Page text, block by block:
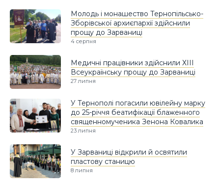
Молодь і монашество Тернопільсько-
Зборівської архиєпархії здійснили
прощу до Зарваниці
4 серпня
Медичні працівники здійснили ХІІІ
Всеукраїнську прощу до Зарваниці
27 липня
У Тернополі погасили ювілейну марку
до 25-річчя беатифікації блаженного
священномученика Зенона Ковалика
23 липня
У Зарваниці відкрили й освятили
пластову станицю
8 липня